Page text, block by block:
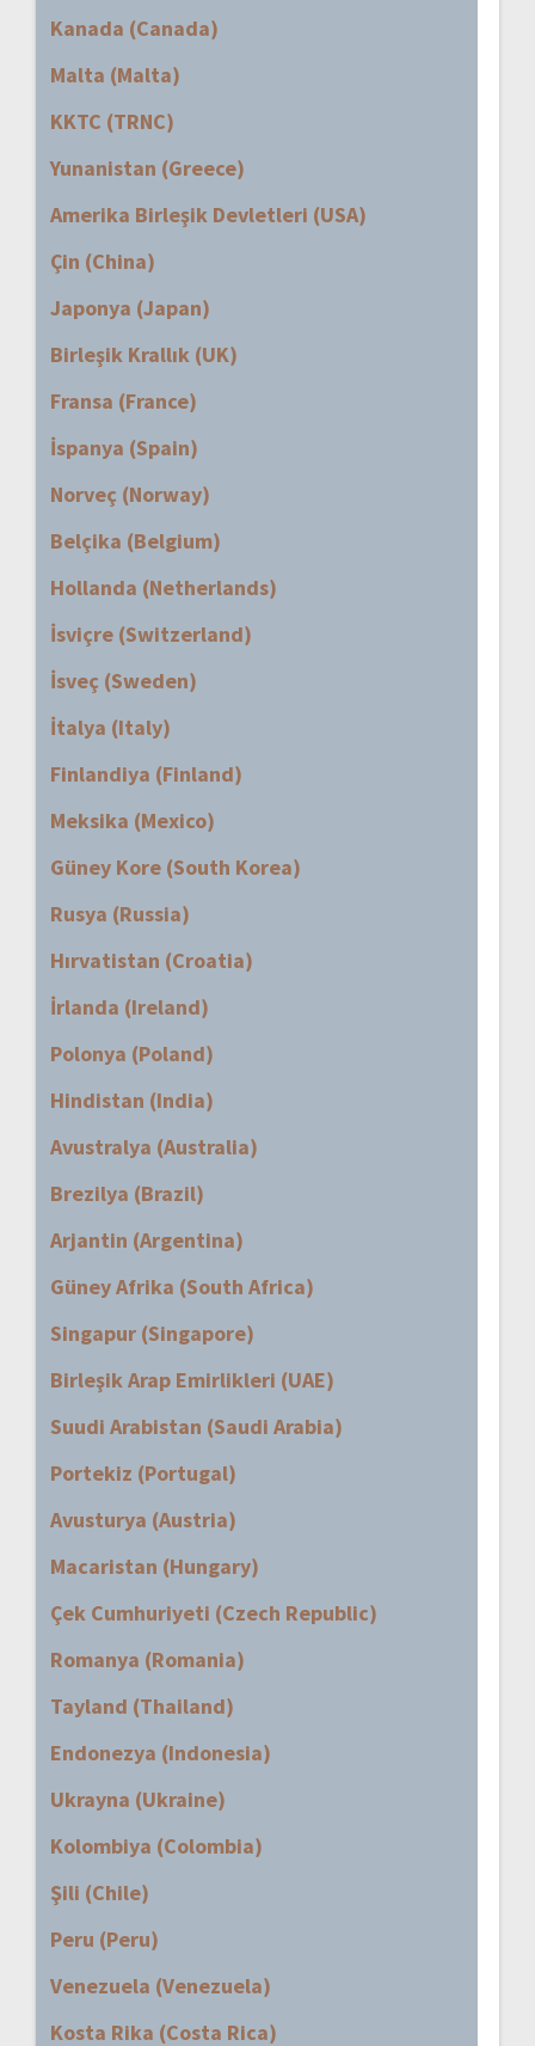
Kanada (Canada)
Malta (Malta)
KKTC (TRNC)
Yunanistan (Greece)
Amerika Birleşik Devletleri (USA)
Çin (China)
Japonya (Japan)
Birleşik Krallık (UK)
Fransa (France)
İspanya (Spain)
Norveç (Norway)
Belçika (Belgium)
Hollanda (Netherlands)
İsviçre (Switzerland)
İsveç (Sweden)
İtalya (Italy)
Finlandiya (Finland)
Meksika (Mexico)
Güney Kore (South Korea)
Rusya (Russia)
Hırvatistan (Croatia)
İrlanda (Ireland)
Polonya (Poland)
Hindistan (India)
Avustralya (Australia)
Brezilya (Brazil)
Arjantin (Argentina)
Güney Afrika (South Africa)
Singapur (Singapore)
Birleşik Arap Emirlikleri (UAE)
Suudi Arabistan (Saudi Arabia)
Portekiz (Portugal)
Avusturya (Austria)
Macaristan (Hungary)
Çek Cumhuriyeti (Czech Republic)
Romanya (Romania)
Tayland (Thailand)
Endonezya (Indonesia)
Ukrayna (Ukraine)
Kolombiya (Colombia)
Şili (Chile)
Peru (Peru)
Venezuela (Venezuela)
Kosta Rika (Costa Rica)